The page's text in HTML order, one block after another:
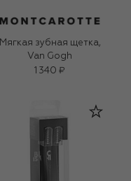
Мягкая зубная щетка,
Van Gogh
1 340 ₽